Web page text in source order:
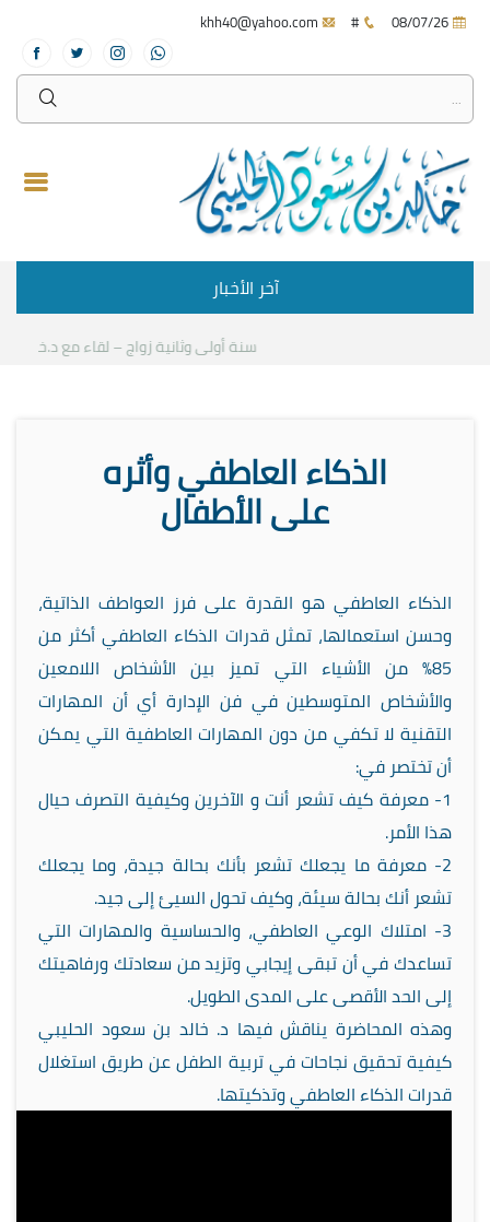
#
آخر الأخبار
سنة أولى وثانية زواج – لقاء مع د.خالد
الذكاء العاطفي وأثره
على الأطفال
الذكاء العاطفي هو القدرة على فرز العواطف الذاتية،
وحسن استعمالها، تمثل قدرات الذكاء العاطفي أكثر من
85% من الأشياء التي تميز بين الأشخاص اللامعين
والأشخاص المتوسطين في فن الإدارة أي أن المهارات
التقنية لا تكفي من دون المهارات العاطفية التي يمكن
أن تختصر في:
1- معرفة كيف تشعر أنت و الآخرين وكيفية التصرف حيال
هذا الأمر.
2- معرفة ما يجعلك تشعر بأنك بحالة جيدة، وما يجعلك
تشعر أنك بحالة سيئة، وكيف تحول السيئ إلى جيد.
3- امتلاك الوعي العاطفي، والحساسية والمهارات التي
تساعدك في أن تبقى إيجابي وتزيد من سعادتك ورفاهيتك
إلى الحد الأقصى على المدى الطويل.
وهذه المحاضرة يناقش فيها د. خالد بن سعود الحليبي
كيفية تحقيق نجاحات في تربية الطفل عن طريق استغلال
قدرات الذكاء العاطفي وتذكيتها.